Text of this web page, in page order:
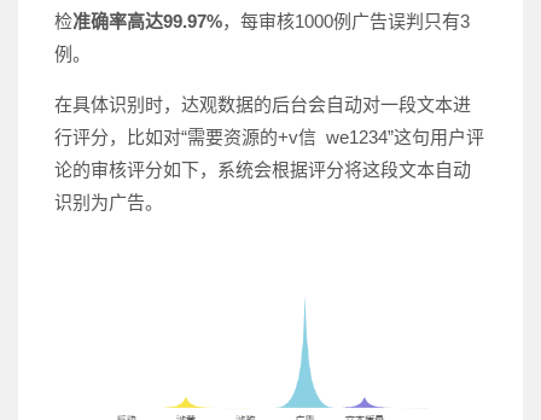
检准确率高达99.97%，每审核1000例广告误判只有3
例。
在具体识别时，达观数据的后台会自动对一段文本进
行评分，比如对“需要资源的+v信 we1234”这句用户评
论的审核评分如下，系统会根据评分将这段文本自动
识别为广告。